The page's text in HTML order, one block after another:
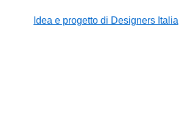
Idea e progetto di Designers Italia